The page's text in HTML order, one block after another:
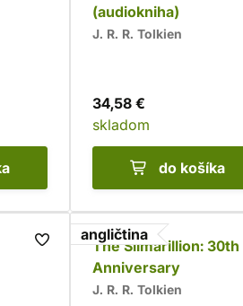
(audiokniha)
J. R. R. Tolkien
34,58 €
skladom
do košíka
angličtina
The Silmarillion: 30th
Anniversary
J. R. R. Tolkien